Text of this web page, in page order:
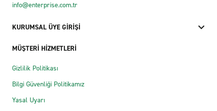
info@enterprise.com.tr
KURUMSAL ÜYE GİRİŞİ
MÜŞTERİ HİZMETLERİ
Gizlilik Politikası
Bilgi Güvenliği Politikamız
Yasal Uyarı